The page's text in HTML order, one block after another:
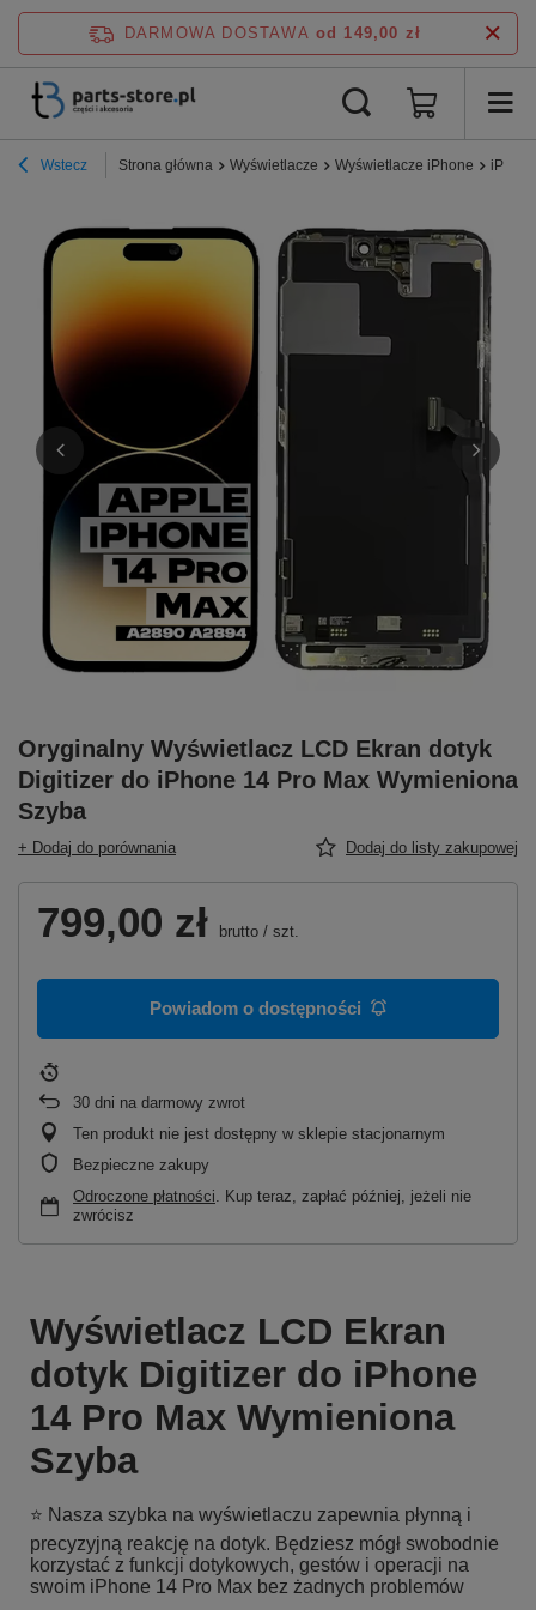
DARMOWA DOSTAWA od 149,00 zł
Wstecz Strona główna Wyświetlacze Wyświetlacze iPhone
Oryginalny Wyświetlacz LCD Ekran dotyk
Digitizer do iPhone 14 Pro Max Wymieniona
Szyba
+ Dodaj do porównania Dodaj do listy zakupowej
799,00 zł brutto / szt.
Powiadom o dostępności
30 dni na darmowy zwrot
Ten produkt nie jest dostępny w sklepie stacjonarnym
Bezpieczne zakupy
Odroczone płatności . Kup teraz, zapłać później, jeżeli nie
zwrócisz
Wyświetlacz LCD Ekran
dotyk Digitizer do iPhone
14 Pro Max Wymieniona
Szyba
⭐ Nasza szybka na wyświetlaczu zapewnia płynną i
precyzyjną reakcję na dotyk. Będziesz mógł swobodnie
korzystać z funkcji dotykowych, gestów i operacji na
swoim iPhone 14 Pro Max bez żadnych problemów